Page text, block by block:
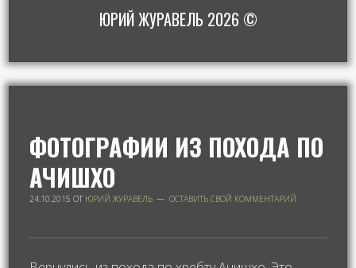
ЮРИЙ ЖУРАВЕЛЬ 2026 ©
ФОТОГРАФИИ ИЗ ПОХОДА ПО
АЧИШХО
24.10.2015 ОТ ЮРИЙ ЖУРАВЕЛЬ ОСТАВИТЬ СВОЙ КОММЕНТАРИЙ